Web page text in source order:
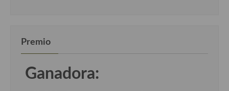
Premio
Ganadora: